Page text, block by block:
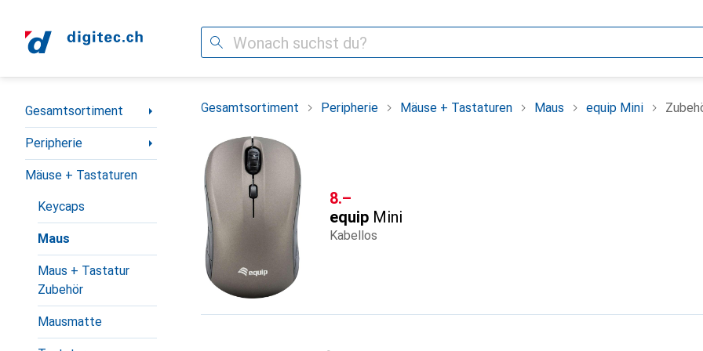
Suche
Navigation nach Kategorien
Gesamtsortiment
Peripherie
Mäuse + Tastaturen
Keycaps
Maus
Maus + Tastatur
Zubehör
Mausmatte
Gesamtsortiment Peripherie Mäuse + Tastaturen Maus equip Mini
CHF
8.–
equip Mini
Kabellos